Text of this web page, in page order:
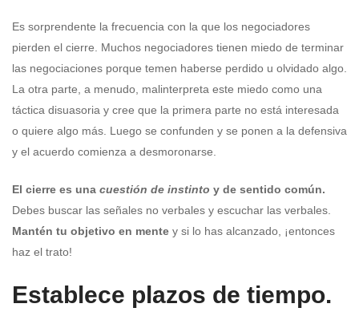
Es sorprendente la frecuencia con la que los negociadores
pierden el cierre. Muchos negociadores tienen miedo de terminar
las negociaciones porque temen haberse perdido u olvidado algo.
La otra parte, a menudo, malinterpreta este miedo como una
táctica disuasoria y cree que la primera parte no está interesada
o quiere algo más. Luego se confunden y se ponen a la defensiva
y el acuerdo comienza a desmoronarse.
El cierre es una cuestión de instinto y de sentido común.
Debes buscar las señales no verbales y escuchar las verbales.
Mantén tu objetivo en mente y si lo has alcanzado, ¡entonces
haz el trato!
Establece plazos de tiempo.